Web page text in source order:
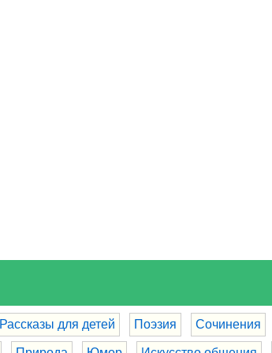
Рассказы для детей Поэзия Сочинения